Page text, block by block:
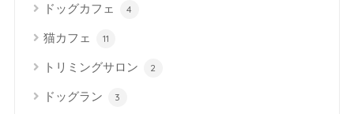
ドッグカフェ 4
猫カフェ 11
トリミングサロン 2
ドッグラン 3